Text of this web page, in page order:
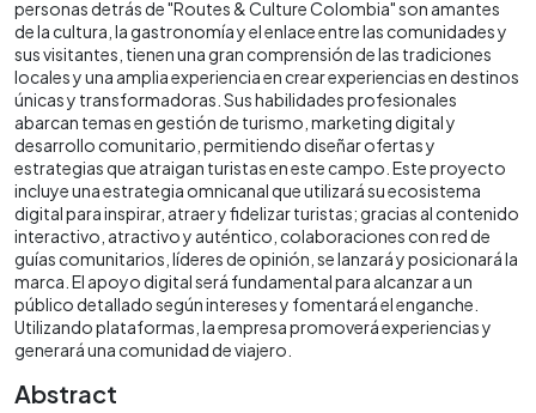
personas detrás de "Routes & Culture Colombia" son amantes
de la cultura, la gastronomía y el enlace entre las comunidades y
sus visitantes, tienen una gran comprensión de las tradiciones
locales y una amplia experiencia en crear experiencias en destinos
únicas y transformadoras. Sus habilidades profesionales
abarcan temas en gestión de turismo, marketing digital y
desarrollo comunitario, permitiendo diseñar ofertas y
estrategias que atraigan turistas en este campo. Este proyecto
incluye una estrategia omnicanal que utilizará su ecosistema
digital para inspirar, atraer y fidelizar turistas; gracias al contenido
interactivo, atractivo y auténtico, colaboraciones con red de
guías comunitarios, líderes de opinión, se lanzará y posicionará la
marca. El apoyo digital será fundamental para alcanzar a un
público detallado según intereses y fomentará el enganche.
Utilizando plataformas, la empresa promoverá experiencias y
generará una comunidad de viajero.
Abstract